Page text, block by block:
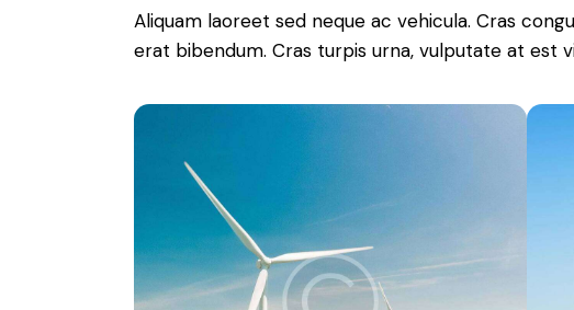
Aliquam laoreet sed neque ac vehicula. Cras
erat bibendum. Cras turpis urna, vulputate at est